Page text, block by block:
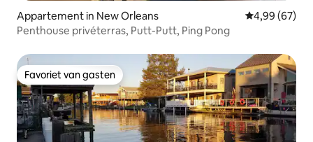
Appartement in New Orleans Gemiddelde
4,99 (67)
Penthouse privéterras, Putt-Putt, Ping Pong
Favoriet van gasten
Favoriet van gasten